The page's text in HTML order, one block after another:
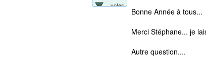
votes
Bonne Année à tous...
Merci Stéphane... je
Autre question....